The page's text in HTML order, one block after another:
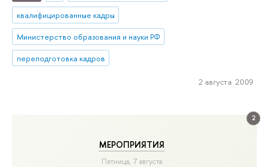
2
МЕРОПРИЯТИЯ
Пятница, 7 августа
квалифицированные кадры
Министерство образования и науки РФ
переподготовка кадров
2 августа 2009